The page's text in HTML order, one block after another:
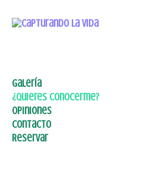
Galería
NEWBORN
SMASHCAKE
EMBARAZO
¿Quieres conocerme?
Opiniones
Contacto
Reservar